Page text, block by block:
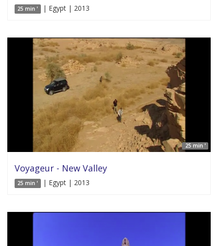
25 min ' | Egypt | 2013
25 min '
Voyageur - New Valley
25 min ' | Egypt | 2013